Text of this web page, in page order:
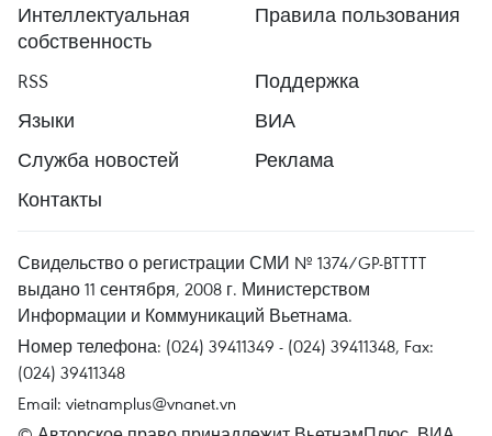
Интеллектуальная
собственность
Правила пользования
RSS
Поддержка
Языки
ВИА
Служба новостей
Реклама
Контакты
Свидельство о регистрации СМИ № 1374/GP-BTTTT
выдано 11 сентября, 2008 г. Министерством
Информации и Коммуникаций Вьетнама.
Номер телефона: (024) 39411349 - (024) 39411348, Fax:
(024) 39411348
Email: vietnamplus@vnanet.vn